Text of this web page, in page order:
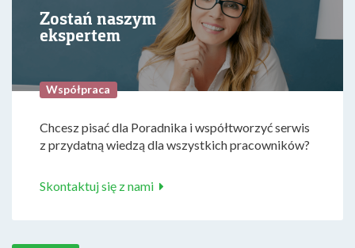
Zostań naszym
ekspertem
Współpraca
Chcesz pisać dla Poradnika i współtworzyć serwis
z przydatną wiedzą dla wszystkich pracowników?
Skontaktuj się z nami